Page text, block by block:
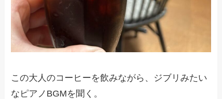
この大人のコーヒーを飲みながら、ジブリみたい
なピアノBGMを聞く。